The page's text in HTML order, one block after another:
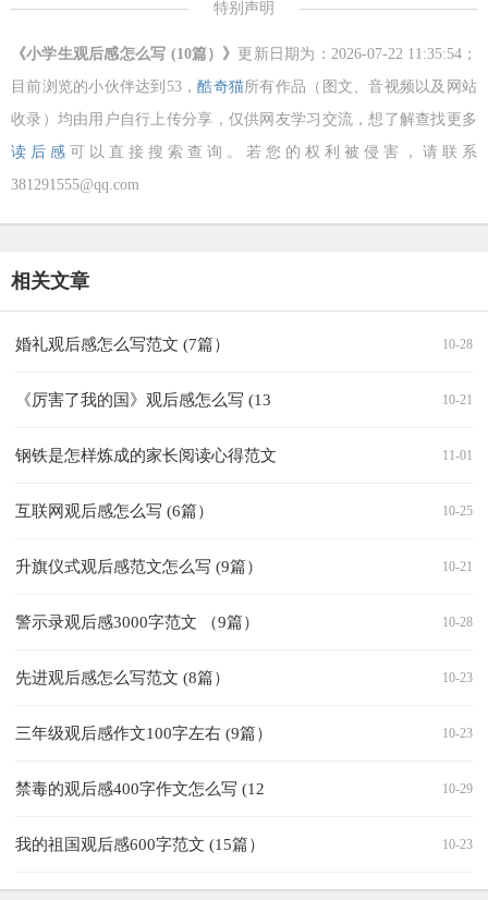
特别声明
《小学生观后感怎么写 (10篇）》 更新日期为：2026-07-22 11:35:54；
目前浏览的小伙伴达到 53，酷奇猫所有作品（图文、音视频以及网站
收录）均由用户自行上传分享，仅供网友学习交流，想了解查找更多
读后感 可以直接搜索查询。若您的权利被侵害，请联系
381291555@qq.com
相关文章
10-28
婚礼观后感怎么写范文 (7篇）
10-21
《厉害了我的国》观后感怎么写 (13
11-01
钢铁是怎样炼成的家长阅读心得范文
10-25
互联网观后感怎么写 (6篇）
10-21
升旗仪式观后感范文怎么写 (9篇）
10-28
警示录观后感3000字范文 （9篇）
10-23
先进观后感怎么写范文 (8篇）
10-23
三年级观后感作文100字左右 (9篇）
10-29
禁毒的观后感400字作文怎么写 (12
10-23
我的祖国观后感600字范文 (15篇）